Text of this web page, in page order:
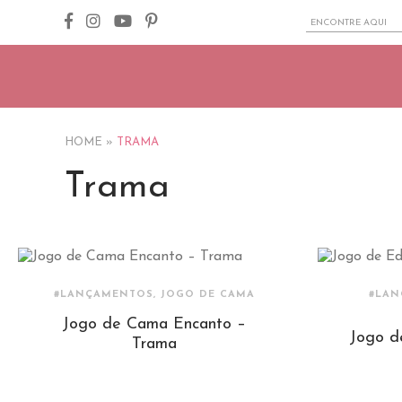
HOME » TRAMA
Trama
#LANÇAMENTOS, JOGO DE CAMA
Jogo de Cama Encanto –
Trama
Jogo